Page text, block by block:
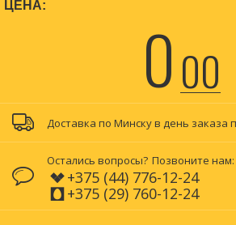
ЦЕНА:
000
Доставка по Минску в день заказа
Остались вопросы? Позвоните нам:
+375 (44) 776-12-24
+375 (29) 760-12-24